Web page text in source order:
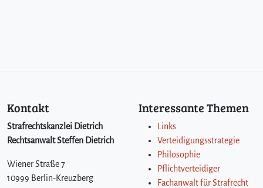
Kontakt
Strafrechtskanzlei Dietrich
Rechtsanwalt Steffen Dietrich
Wiener Straße 7
10999 Berlin-Kreuzberg
Interessante Themen
Links
Verteidigungsstrategie
Philosophie
Pflichtverteidiger
Fachanwalt für Strafrecht